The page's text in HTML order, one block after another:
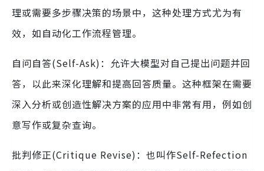
理或需要多步骤决策的场景中，这种处理方式尤为有
效，如自动化工作流程管理。
自问自答(Self-Ask)：允许大模型对自己提出问题并回
答，以此来深化理解和提高回答质量。这种框架在需要
深入分析或创造性解决方案的应用中非常有用，例如创
意写作或复杂查询。
批判修正(Critique Revise)：也叫作Self-Refection